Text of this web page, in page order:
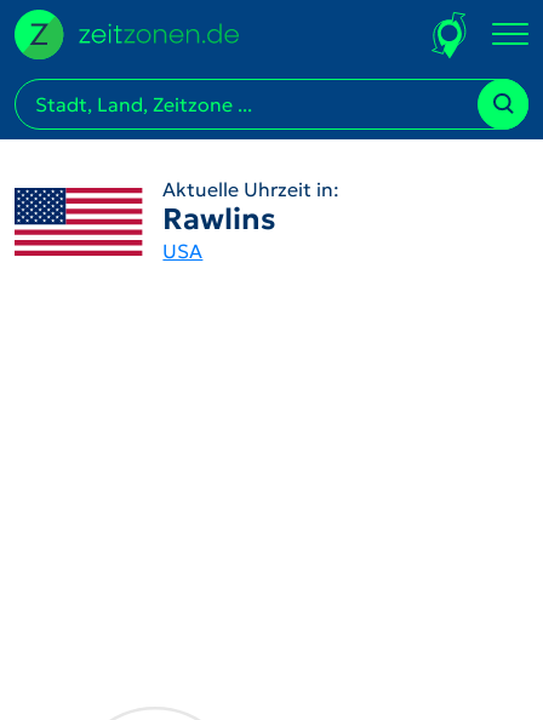
Aktuelle Uhrzeit in:
Rawlins
USA